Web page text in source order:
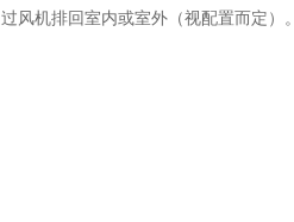
风机排回室内或室外（视配置而定）。